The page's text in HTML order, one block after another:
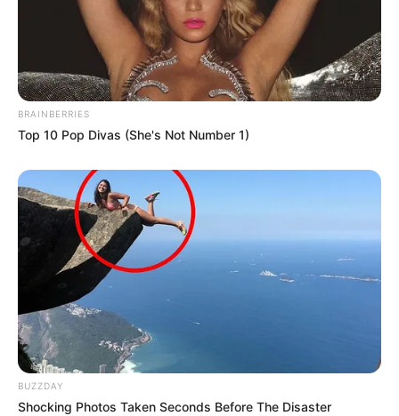
BRAINBERRIES
Top 10 Pop Divas (She's Not Number 1)
BUZZDAY
Shocking Photos Taken Seconds Before The Disaster